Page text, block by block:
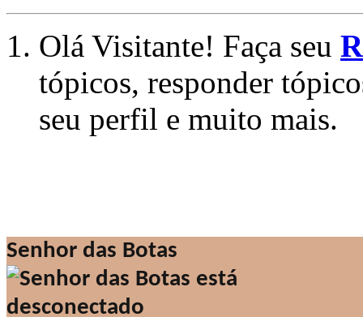
Olá Visitante! Faça seu
tópicos, responder
seu perfil e muito mais.
Senhor das Botas